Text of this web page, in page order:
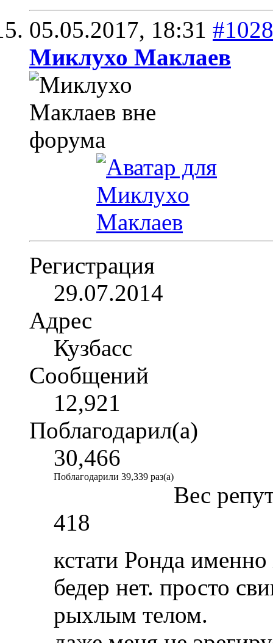
05.05.2017, 18:31
Миклухо Маклаев
Регистрация
29.07.2014
Адрес
Кузбасс
Сообщений
12,921
Поблагодарил(а)
30,466
Поблагодарили 39,339 раз(а)
Вес
418
кстати Ронда
бедер нет. просто
рыхлым телом.